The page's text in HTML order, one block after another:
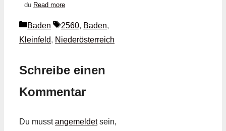
du Read more
Kategorien
Baden Schlagwörter
2560, Baden,
Kleinfeld, Niederösterreich
Schreibe einen
Kommentar
Du musstangemeldetsein,